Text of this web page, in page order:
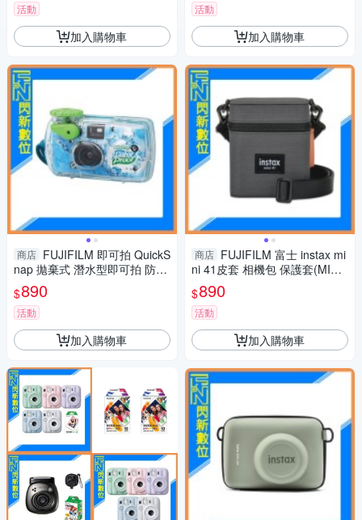
活動
加入購物車
商店 FUJIFILM 即可拍 QuickS
nap 拋棄式 潛水型即可拍 防水
底片機 傻瓜相機 相機 27張
$890
活動
加入購物車
活動
加入購物車
商店 FUJIFILM 富士 instax mi
ni 41皮套 相機包 保護套(MINI4
1,公司貨)拍立得
$890
活動
加入購物車